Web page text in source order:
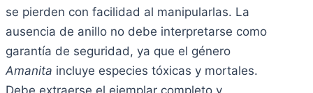
se pierden con facilidad al manipularlas. La
ausencia de anillo no debe interpretarse como
garantía de seguridad, ya que el género
Amanita incluye especies tóxicas y mortales.
Debe extraerse el ejemplar completo y